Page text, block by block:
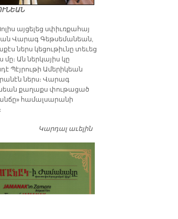
ՄԱՅՐ ԱԹՈՌ Ս. ԷՋՄԻԱԾՆԻ ՄԷՋ
ՖՐԱՆՍԱՀԱՅ ԱՇԱԿԵՐՏՆԵՐ
այցելեց սփիւռքահայ
Վարագ Գեթսեմանեան,
ներս կեցութիւնը տեւեց
մը։ Ան ներկայիս կը
Պէյրութի Ամերիկեան
ներս։ Վարագ
քաղաքս փութացած
համալսարանի
Կարդալ աւելինՊոլիս այցելութեան